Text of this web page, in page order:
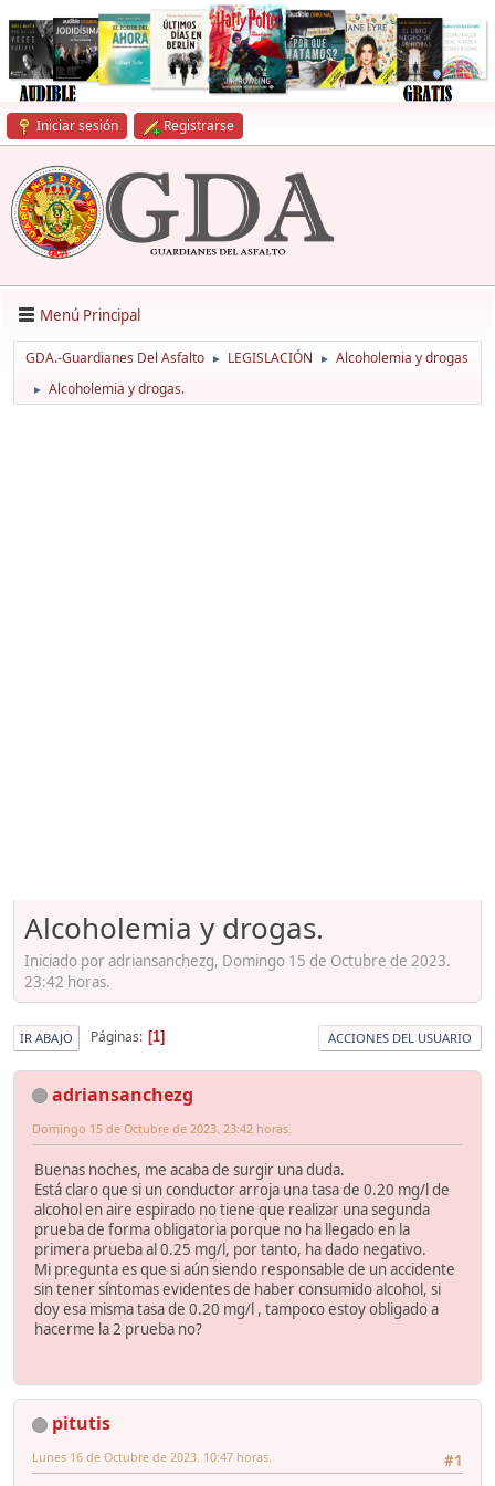
Iniciar sesión Registrarse
Menú Principal
GDA.-Guardianes Del Asfalto ► LEGISLACIÓN ► Alcoholemia y drogas
► Alcoholemia y drogas.
Alcoholemia y drogas.
Iniciado por adriansanchezg, Domingo 15 de Octubre de 2023.
23:42 horas.
IR ABAJO Páginas 1 ACCIONES DEL USUARIO
adriansanchezg
Domingo 15 de Octubre de 2023. 23:42 horas.
Buenas noches, me acaba de surgir una duda.
Está claro que si un conductor arroja una tasa de 0.20 mg/l de
alcohol en aire espirado no tiene que realizar una segunda
prueba de forma obligatoria porque no ha llegado en la
primera prueba al 0.25 mg/l, por tanto, ha dado negativo.
Mi pregunta es que si aún siendo responsable de un accidente
sin tener síntomas evidentes de haber consumido alcohol, si
doy esa misma tasa de 0.20 mg/l , tampoco estoy obligado a
hacerme la 2 prueba no?
pitutis
#1
Lunes 16 de Octubre de 2023. 10:47 horas.